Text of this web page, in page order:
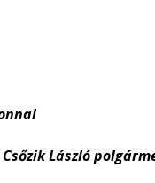
László